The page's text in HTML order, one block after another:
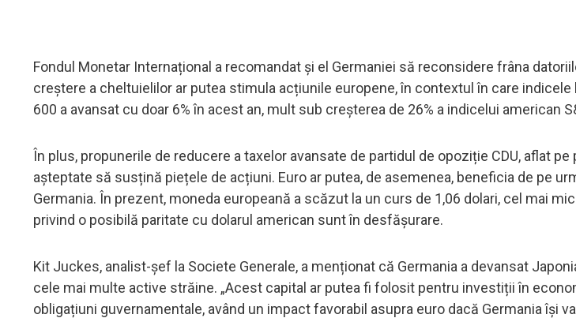
Fondul Monetar Internațional a recomandat și el Germaniei să reconsidere frâna
creștere a cheltuielilor ar putea stimula acțiunile europene, în contextul în care indicele
600 a avansat cu doar 6% în acest an, mult sub creșterea de 26% a indicelui american
În plus, propunerile de reducere a taxelor avansate de partidul de opoziție CDU, aflat
așteptate să susțină piețele de acțiuni. Euro ar putea, de asemenea, beneficia de pe
Germania. În prezent, moneda europeană a scăzut la un curs de 1,06 dolari, cel mai
privind o posibilă paritate cu dolarul american sunt în desfășurare.
Kit Juckes, analist-șef la Societe Generale, a menționat că Germania a devansat
cele mai multe active străine. „Acest capital ar putea fi folosit pentru investiții în
obligațiuni guvernamentale, având un impact favorabil asupra euro dacă Germania își